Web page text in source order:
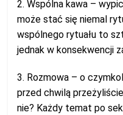
2. Wspólna kawa –
może stać się niemal
wspólnego rytuału to
jednak w konsekwencji
3. Rozmowa – o
przed chwilą
nie? Każdy temat po